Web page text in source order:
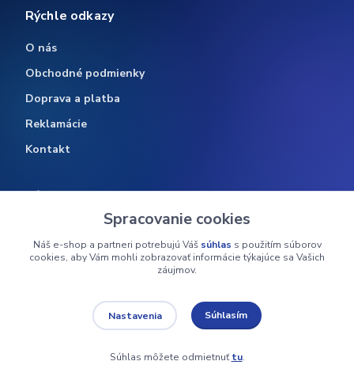
Rýchle odkazy
O nás
Obchodné podmienky
Doprava a platba
Reklamácie
Kontakt
Zákaznícka podpora
Vrátenie tovaru
Ochrana osobných údajov
Spracovanie cookies
Náš e-shop a partneri potrebujú Váš súhlas s použitím súborov
cookies, aby Vám mohli zobrazovať informácie týkajúce sa Vašich
záujmov.
Nastavenia Súhlasím
Súhlas môžete odmietnuťtu.